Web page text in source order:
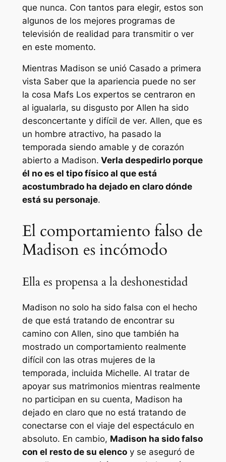
que nunca. Con tantos para elegir, estos son
algunos de los mejores programas de
televisión de realidad para transmitir o ver
en este momento.
Mientras Madison se unió Casado a primera
vista Saber que la apariencia puede no ser
la cosa Mafs Los expertos se centraron en
al igualarla, su disgusto por Allen ha sido
desconcertante y difícil de ver. Allen, que es
un hombre atractivo, ha pasado la
temporada siendo amable y de corazón
abierto a Madison. Verla despedirlo porque
él no es el tipo físico al que está
acostumbrado ha dejado en claro dónde
está su personaje.
El comportamiento falso de
Madison es incómodo
Ella es propensa a la deshonestidad
Madison no solo ha sido falsa con el hecho
de que está tratando de encontrar su
camino con Allen, sino que también ha
mostrado un comportamiento realmente
difícil con las otras mujeres de la
temporada, incluida Michelle. Al tratar de
apoyar sus matrimonios mientras realmente
no participan en su cuenta, Madison ha
dejado en claro que no está tratando de
conectarse con el viaje del espectáculo en
absoluto. En cambio, Madison ha sido falso
con el resto de su elencoy se aseguró de